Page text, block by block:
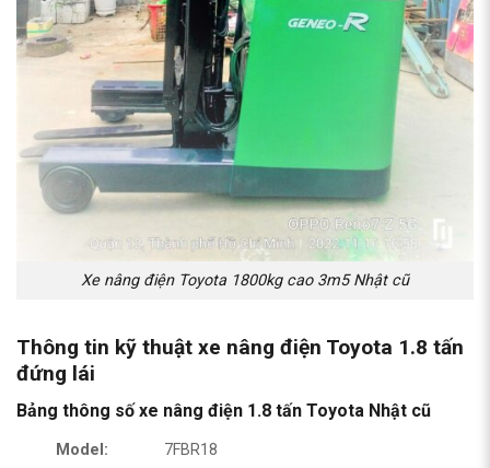
Xe nâng điện Toyota 1800kg cao 3m5 Nhật cũ
Thông tin kỹ thuật xe nâng điện Toyota 1.8 tấn
đứng lái
Bảng thông số xe nâng điện 1.8 tấn Toyota Nhật cũ
Model:
7FBR18